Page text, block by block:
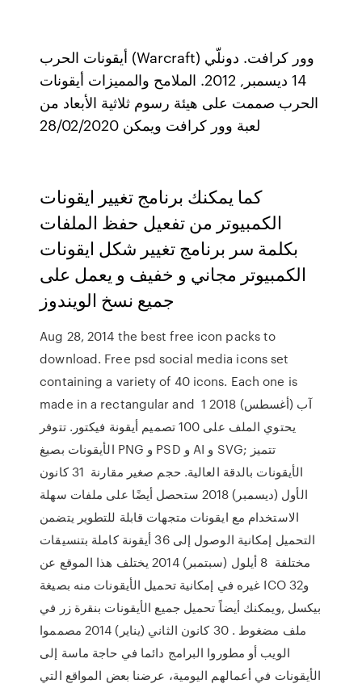
أيقونات الحرب (Warcraft) وور كرافت. دونلّي
14 ديسمبر, 2012. الملامح والمميزات أيقونات
الحرب صممت على هيئة رسوم ثلاثية الأبعاد من
لعبة وور كرافت ويمكن 28/02/2020
كما يمكنك برنامج تغيير ايقونات
الكمبيوتر من تفعيل حفظ الملفات
بكلمة سر برنامج تغيير شكل ايقونات
الكمبيوتر مجاني و خفيف و يعمل على
Aug 28, 2014 the best free icon packs to
download. Free psd social media icons set
containing a variety of 40 icons. Each one is
made in a rectangular and 1 آب (أغسطس) 2018
يحتوي الملف على 100 تصميم أيقونة فيكتور. تتوفر
الأيقونات بصيغ PNG و PSD و AI و SVG; تتميز
الأيقونات بالدقة العالية. حجم صغير مقارنة 31 كانون
الأول (ديسمبر) 2018 ستحصل أيضًا على ملفات سهلة
الاستخدام مع ايقونات متجهات قابلة للتطوير يتضمن
التحميل إمكانية الوصول إلى 36 أيقونة كاملة بتنسيقات
مختلفة 8 أيلول (سبتمبر) 2014 يختلف هذا الموقع عن
غيره في إمكانية تحميل الأيقونات منه بصيغة ICO و32
بيكسل ,ويمكنك أيضاً تحميل جميع الأيقونات بنقرة زر في
ملف مضغوط . 30 كانون الثاني (يناير) 2014 مصمموا
الويب أو مطوروا البرامج دائما في حاجة ماسة إلى
الأيقونات في أعمالهم اليومية، عرضنا بعض المواقع التي